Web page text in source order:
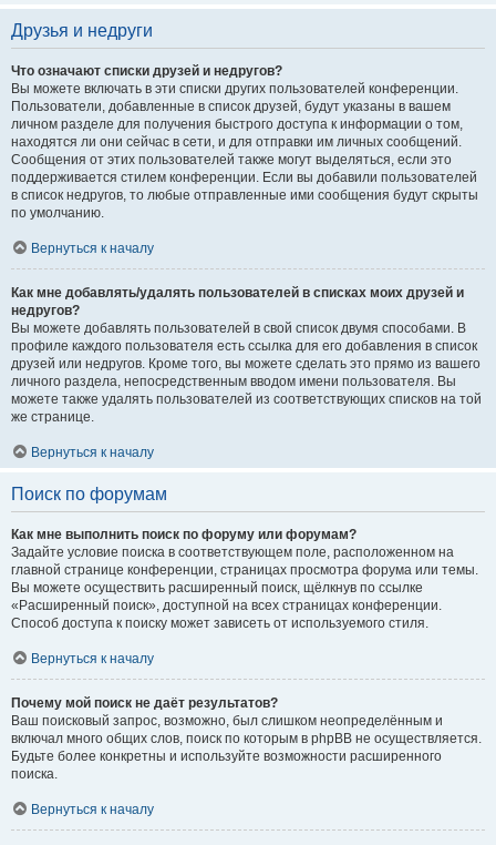
Друзья и недруги
Что означают списки друзей и недругов?
Вы можете включать в эти списки других пользователей конференции.
Пользователи, добавленные в список друзей, будут указаны в вашем
личном разделе для получения быстрого доступа к информации о том,
находятся ли они сейчас в сети, и для отправки им личных сообщений.
Сообщения от этих пользователей также могут выделяться, если это
поддерживается стилем конференции. Если вы добавили пользователей
в список недругов, то любые отправленные ими сообщения будут скрыты
по умолчанию.
Вернуться к началу
Как мне добавлять/удалять пользователей в списках моих друзей и
недругов?
Вы можете добавлять пользователей в свой список двумя способами. В
профиле каждого пользователя есть ссылка для его добавления в список
друзей или недругов. Кроме того, вы можете сделать это прямо из вашего
личного раздела, непосредственным вводом имени пользователя. Вы
можете также удалять пользователей из соответствующих списков на той
же странице.
Вернуться к началу
Поиск по форумам
Как мне выполнить поиск по форуму или форумам?
Задайте условие поиска в соответствующем поле, расположенном на
главной странице конференции, страницах просмотра форума или темы.
Вы можете осуществить расширенный поиск, щёлкнув по ссылке
«Расширенный поиск», доступной на всех страницах конференции.
Способ доступа к поиску может зависеть от используемого стиля.
Вернуться к началу
Почему мой поиск не даёт результатов?
Ваш поисковый запрос, возможно, был слишком неопределённым и
включал много общих слов, поиск по которым в phpBB не осуществляется.
Будьте более конкретны и используйте возможности расширенного
поиска.
Вернуться к началу